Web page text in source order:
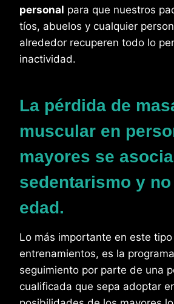
personal para que nuestros
tíos, abuelos y cualquier
alrededor recuperen todo lo
inactividad.
La pérdida de
muscular en
mayores se
sedentarismo y
edad.
Lo más importante en este
entrenamientos, es la
seguimiento por parte de una
cualificada que sepa adoptar